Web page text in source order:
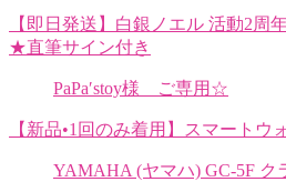
【即日発送】白銀ノエル 活動2
★直筆サイン付き
PaPa′stoy様 ご専用☆
【新品•1回のみ着用】スマートウ
YAMAHA (ヤマハ) GC-5F ク